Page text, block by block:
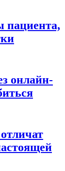
пациента,
онлайн-